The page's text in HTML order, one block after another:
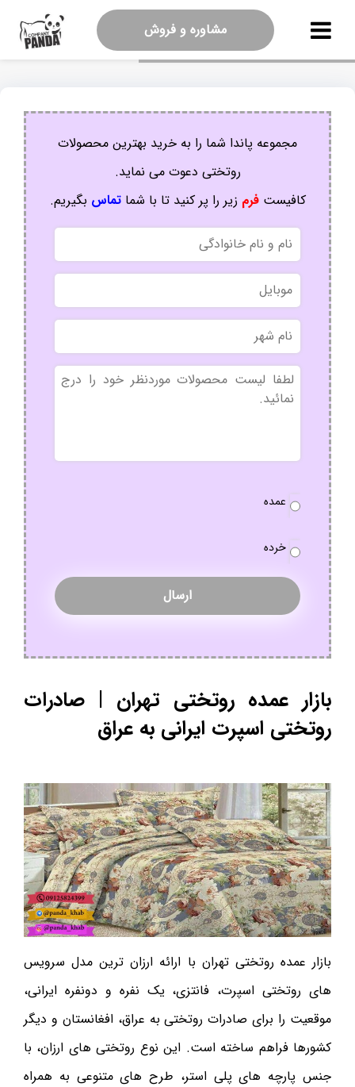
مشاوره و فروش
مجموعه پاندا شما را به خرید بهترین محصولات
روتختی دعوت می نماید.
کافیستفرم زیر را پر کنید تا با شماتماس بگیریم.
نام
و
نام
خانوادگی
موبایل
نام
شهر
بدون
عنوان
سفارش
عمده
خرده
بازار عمده روتختی تهران | صادرات
روتختی اسپرت ایرانی به عراق
بازار عمده روتختی تهران با ارائه ارزان ترین مدل سرویس
های روتختی اسپرت، فانتزی، یک نفره و دونفره ایرانی،
موقعیت را برای صادرات روتختی به عراق، افغانستان و دیگر
کشورها فراهم ساخته است. این نوع روتختی های ارزان، با
جنس پارچه های پلی استر، طرح های متنوعی به همراه